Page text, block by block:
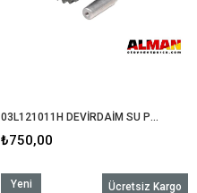
03L121011H DEVİRDAİM SU POMPASI 1.6 CAY MOTOR
₺750,00
Ücretsiz Kargo
Yeni